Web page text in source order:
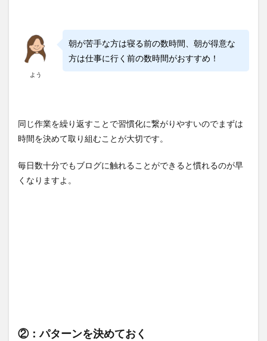
よう
朝が苦手な方は寝る前の数時間、朝が得意な
方は仕事に行く前の数時間がおすすめ！
同じ作業を繰り返すことで習慣化に繋がりやすいのでまずは
時間を決めて取り組むことが大切です。
毎日数十分でもブログに触れることができると慣れるのが早
くなりますよ。
②：パターンを決めておく